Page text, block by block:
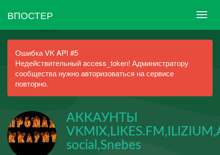
ВПОСТЕР
Ошибка VK API #5
Недействительный access_token! Администратору
сообщества нужно авторизоваться на сервисе
повторно.
АККАУНТЫ
social,Snebes